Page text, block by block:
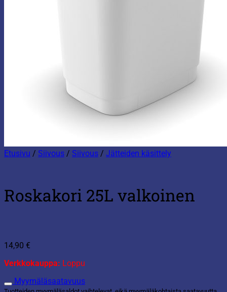
Etusivu / Siivous / Siivous / Jätteiden käsittely
Roskakori 25L valkoinen
14,90 €
Verkkokauppa: Loppu
Myymäläsaatavuus